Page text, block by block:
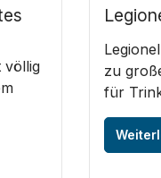
völlig
zu
für